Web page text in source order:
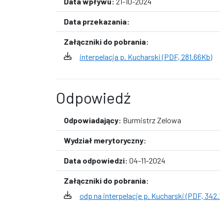
Data przekazania:
Załączniki do pobrania:
interpelacja p. Kucharski (PDF, 281.66Kb)
Odpowiedź
Odpowiadający: Burmistrz Zelowa
Wydział merytoryczny:
Data odpowiedzi: 04-11-2024
Załączniki do pobrania:
odp na interpelacje p. Kucharski (PDF,